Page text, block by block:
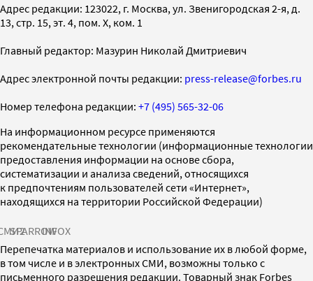
Адрес редакции: 123022, г. Москва, ул. Звенигородская 2-я, д.
13, стр. 15, эт. 4, пом. X, ком. 1
Главный редактор: Мазурин Николай Дмитриевич
Адрес электронной почты редакции: press-release@forbes.ru
Номер телефона редакции: +7 (495) 565-32-06
На информационном ресурсе применяются
рекомендательные технологии (информационные технологии
предоставления информации на основе сбора,
систематизации и анализа сведений, относящихся
к предпочтениям пользователей сети «Интернет»,
находящихся на территории Российской Федерации)
SPARROWINFOX
Перепечатка материалов и использование их в любой форме,
в том числе и в электронных СМИ, возможны только с
письменного разрешения редакции. Товарный знак Forbes